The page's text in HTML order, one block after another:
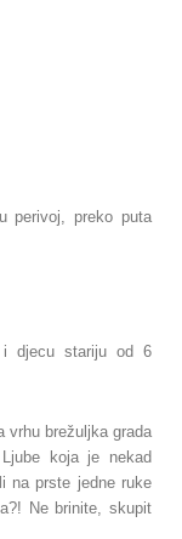
perivoj, preko puta
i djecu stariju od 6
vrhu brežuljka grada
koja je nekad
na prste jedne ruke
Ne brinite, skupit